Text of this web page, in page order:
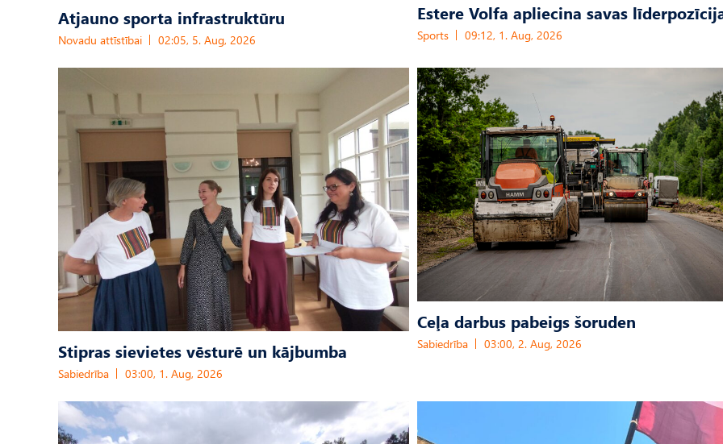
Atjauno sporta infrastruktūru
Novadu attīstībai 02:05, 5. Aug, 2026
Estere Volfa apliecina savas
Sports 09:12, 1. Aug, 2026
Stipras sievietes vēsturē un kājbumba
Sabiedrība 03:00, 1. Aug, 2026
Ceļa darbus pabeigs šoruden
Sabiedrība 03:00, 2. Aug, 2026